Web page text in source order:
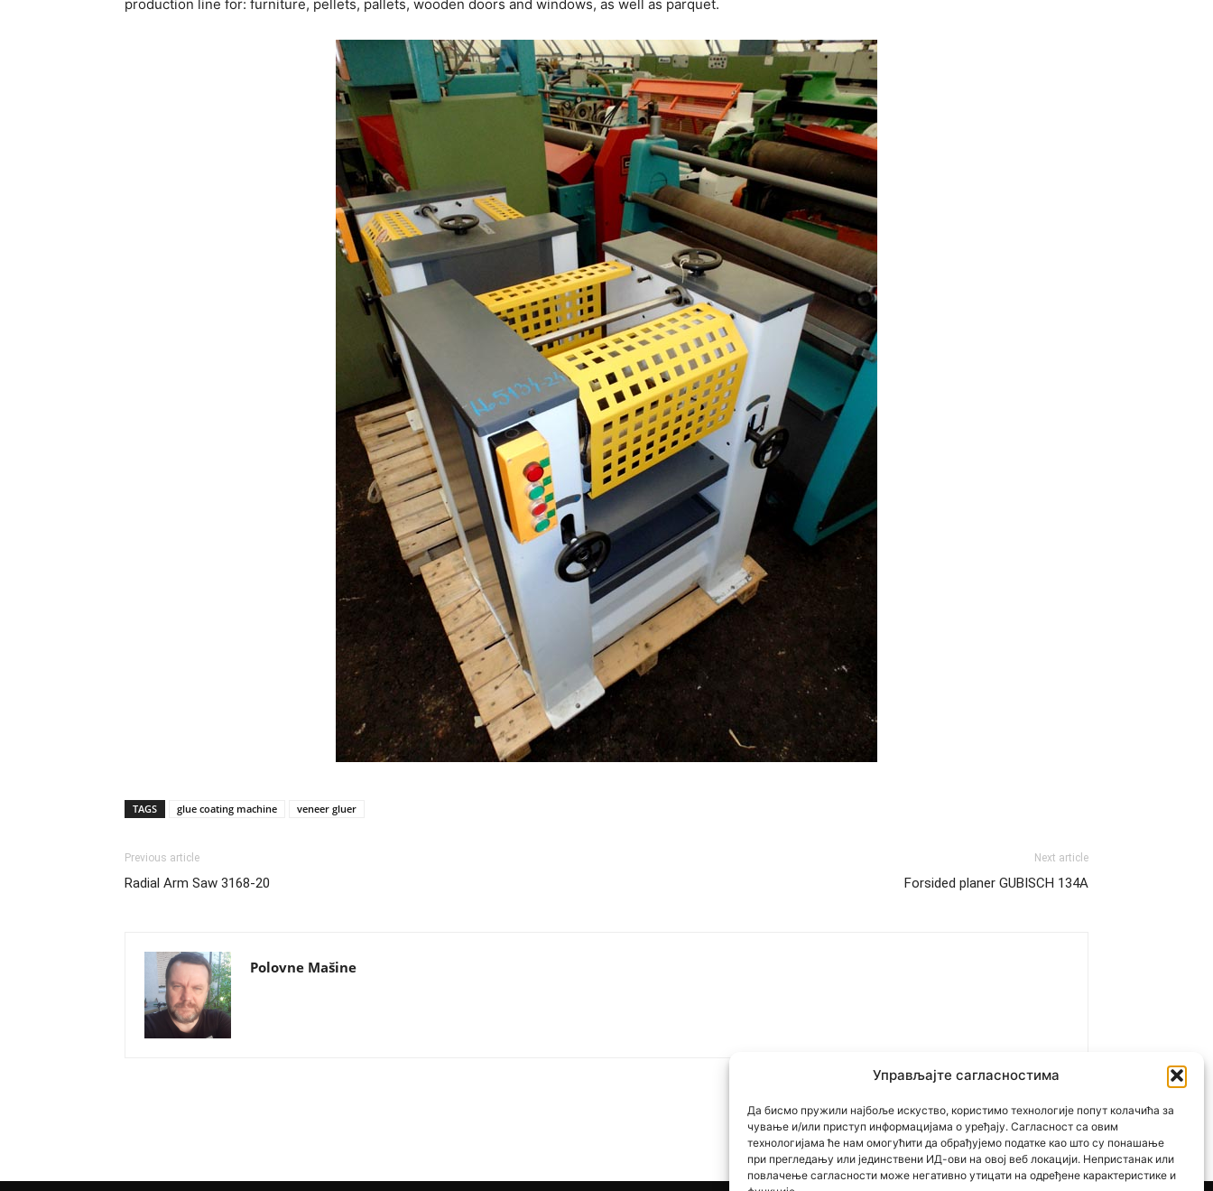
Управљајте сагласностима
Да бисмо пружили најбоље искуство, користимо технологије попут колачића за
чување и/или приступ информацијама о уређају. Сагласност са овим
технологијама ће нам омогућити да обрађујемо податке као што су понашање
при прегледању или јединствени ИД-ови на овој веб локацији. Непристанак или
повлачење сагласности може негативно утицати на одређене карактеристике и
production line for: furniture, pellets, pallets, wooden doors and windows, as well as parquet.
TAGS glue coating machine veneer gluer
Previous article
Radial Arm Saw 3168-20
Next article
Forsided planer GUBISCH 134A
Polovne Mašine